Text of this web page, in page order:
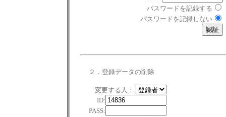
パスワードを記録する
パスワードを記録しない
２．登録データの削除
変更する人：
ID:
PASS: